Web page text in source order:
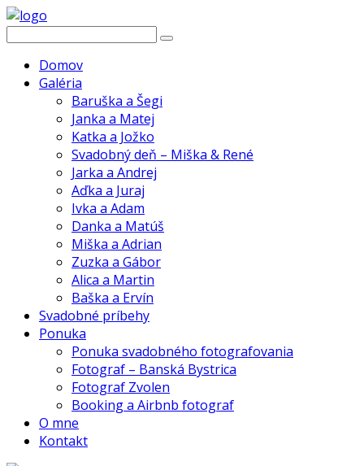
Domov
Galéria
Baruška a Šegi
Janka a Matej
Katka a Jožko
Svadobný deň – Miška & René
Jarka a Andrej
Aďka a Juraj
Ivka a Adam
Danka a Matúš
Miška a Adrian
Zuzka a Gábor
Alica a Martin
Baška a Ervín
Svadobné príbehy
Ponuka
Ponuka svadobného fotografovania
Fotograf – Banská Bystrica
Fotograf Zvolen
Booking a Airbnb fotograf
O mne
Kontakt